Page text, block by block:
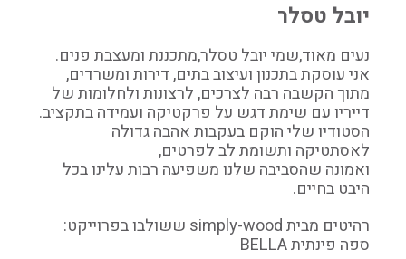
יובל טסלר
נעים מאוד,שמי יובל טסלר,מתכננת ומעצבת פנים.
אני עוסקת בתכנון ועיצוב בתים, דירות ומשרדים,
מתוך הקשבה רבה לצרכים, לרצונות ולחלומות של
דייריו עם שימת דגש על פרקטיקה ועמידה בתקציב.
הסטודיו שלי הוקם בעקבות אהבה גדולה
לאסתטיקה ותשומת לב לפרטים,
ואמונה שהסביבה שלנו משפיעה רבות עלינו בכל
היבט בחיים.
רהיטים מבית simply-wood ששולבו בפרוייקט:
ספה פינתית BELLA